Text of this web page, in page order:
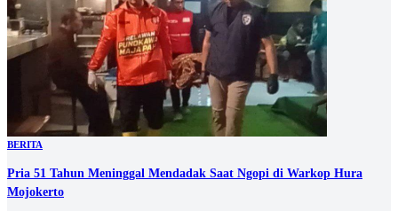
BERITA
Pria 51 Tahun Meninggal Mendadak Saat Ngopi di Warkop Hura
Mojokerto